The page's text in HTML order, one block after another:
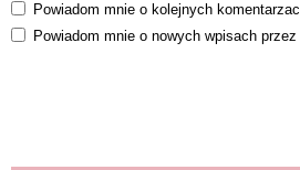
Powiadom mnie o kolejnych
Powiadom mnie o nowych wpisach przez